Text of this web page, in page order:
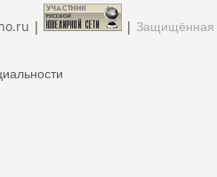
| | Защищённая